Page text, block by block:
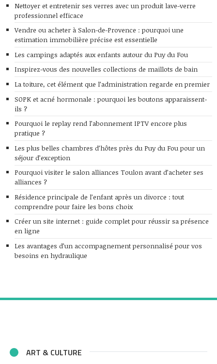
Nettoyer et entretenir ses verres avec un produit lave-verre
professionnel efficace
Vendre ou acheter à Salon-de-Provence : pourquoi une
estimation immobilière précise est essentielle
Les campings adaptés aux enfants autour du Puy du Fou
Inspirez-vous des nouvelles collections de maillots de bain
La toiture, cet élément que l’administration regarde en premier
SOPK et acné hormonale : pourquoi les boutons apparaissent-
ils ?
Pourquoi le replay rend l’abonnement IPTV encore plus
pratique ?
Les plus belles chambres d’hôtes près du Puy du Fou pour un
séjour d’exception
Pourquoi visiter le salon alliances Toulon avant d’acheter ses
alliances ?
Résidence principale de l’enfant après un divorce : tout
comprendre pour faire les bons choix
Créer un site internet : guide complet pour réussir sa présence
en ligne
Les avantages d’un accompagnement personnalisé pour vos
besoins en hydraulique
ART & CULTURE